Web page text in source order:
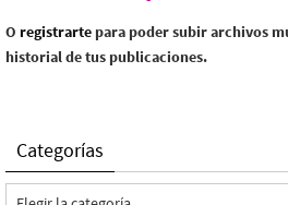
O registrarte para poder subir archivos
historial de tus publicaciones.
Categorías
Categorías